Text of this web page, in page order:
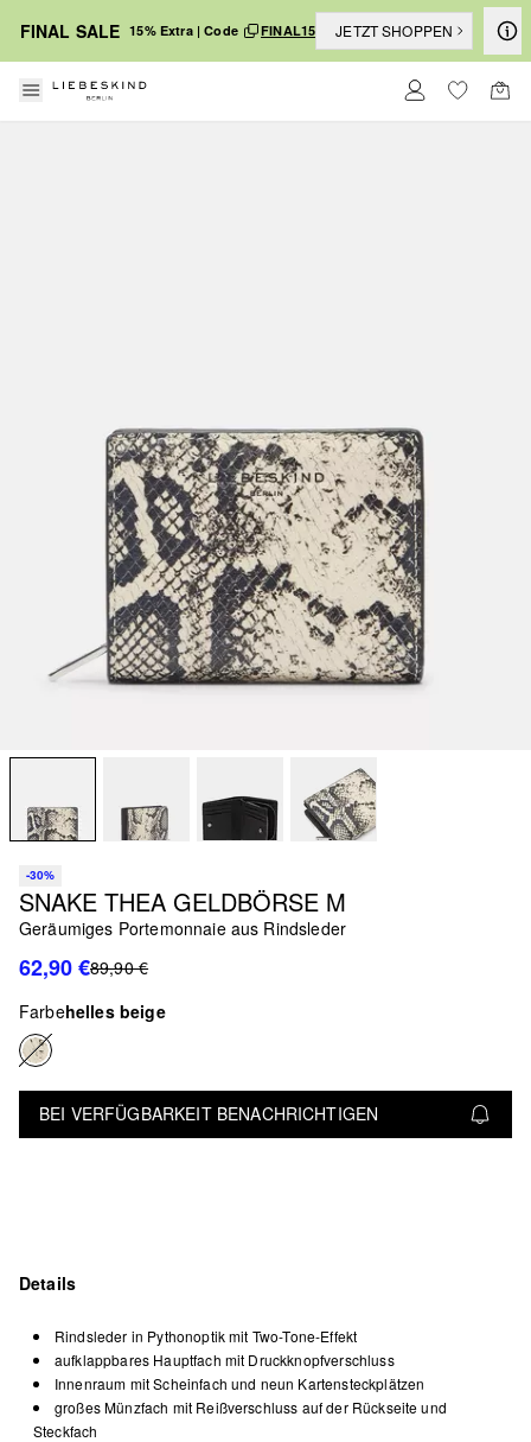
FINAL SALE 15% Extra | Code FINAL15 JETZT SHOPPEN
-30%
SNAKE THEA GELDBÖRSE M
Geräumiges Portemonnaie aus Rindsleder
62,90 €89,90 €
Farbehelles beige
BEI VERFÜGBARKEIT BENACHRICHTIGEN
Details
Rindsleder in Pythonoptik mit Two-Tone-Effekt
aufklappbares Hauptfach mit Druckknopfverschluss
Innenraum mit Scheinfach und neun Kartensteckplätzen
großes Münzfach mit Reißverschluss auf der Rückseite und
Steckfach